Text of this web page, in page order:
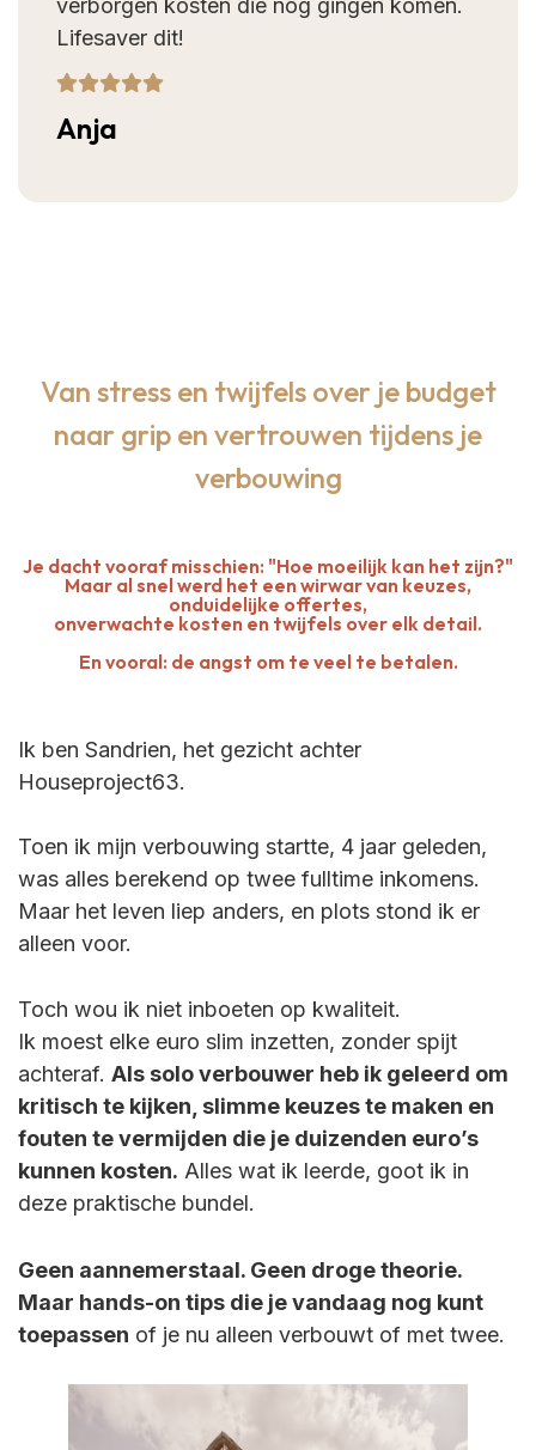
Lifesaver dit!
Anja
Van stress en twijfels over je budget
naar grip en vertrouwen tijdens je
verbouwing
Je dacht vooraf misschien: "Hoe moeilijk kan het zijn?"
Maar al snel werd het een wirwar van keuzes,
onduidelijke offertes,
onverwachte kosten en twijfels over elk detail.
En vooral: de angst om te veel te betalen.
Ik ben Sandrien, het gezicht achter
Houseproject63.
Toen ik mijn verbouwing startte, 4 jaar geleden,
was alles berekend op twee fulltime inkomens.
Maar het leven liep anders, en plots stond ik er
alleen voor.
Toch wou ik niet inboeten op kwaliteit.
Ik moest elke euro slim inzetten, zonder spijt
achteraf. Als solo verbouwer heb ik geleerd om
kritisch te kijken, slimme keuzes te maken en
fouten te vermijden die je duizenden euro’s
kunnen kosten. Alles wat ik leerde, goot ik in
deze praktische bundel.
Geen aannemerstaal. Geen droge theorie.
Maar hands-on tips die je vandaag nog kunt
toepassen of je nu alleen verbouwt of met twee.